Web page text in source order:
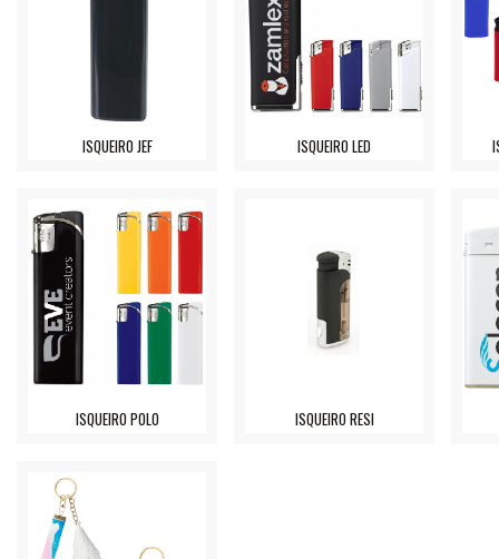
ISQUEIRO JEF ISQUEIRO LED
ISQUEIRO POLO ISQUEIRO RESI